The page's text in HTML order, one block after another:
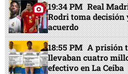
19:34 PM Real
Rodri toma
acuerdo
18:55 PM A prisión
llevaban cuatro
efectivo en La Ceiba